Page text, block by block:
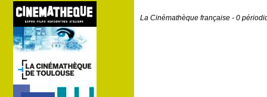
La Cinémathèque française - 0